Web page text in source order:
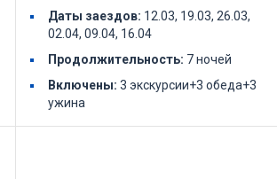
Даты заездов: 12.03, 19.03, 26.03,
02.04, 09.04, 16.04
Продолжительность: 7 ночей
Включены: 3 экскурсии+3 обеда+3
ужина